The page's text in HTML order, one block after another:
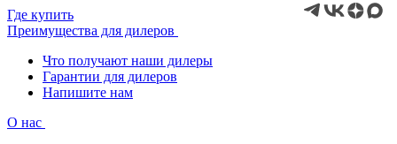
Где купить
Преимущества для дилеров
Что получают наши дилеры
Гарантии для дилеров
Напишите нам
О нас